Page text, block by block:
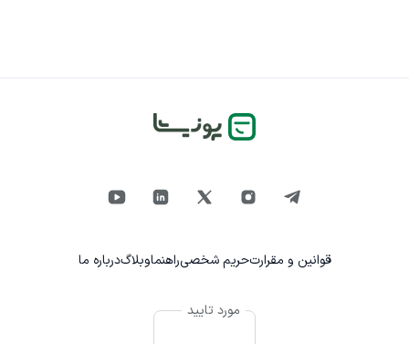
قوانین و مقرارتحریم شخصیراهنماوبلاگدرباره ما
مورد تایید